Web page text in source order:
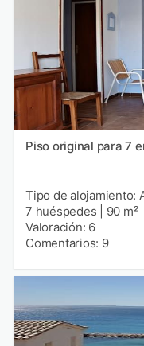
Piso original para 7
Tipo de alojamiento:
7 huéspedes
90 m²
Valoración: 6
Comentarios: 9